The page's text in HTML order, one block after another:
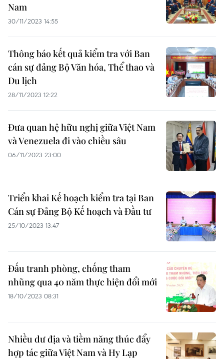
Nam
30/11/2023 14:55
Thông báo kết quả kiểm tra với Ban
cán sự đảng Bộ Văn hóa, Thể thao và
Du lịch
28/11/2023 12:22
Đưa quan hệ hữu nghị giữa Việt Nam
và Venezuela đi vào chiều sâu
06/11/2023 23:00
Triển khai Kế hoạch kiểm tra tại Ban
Cán sự Đảng Bộ Kế hoạch và Đầu tư
25/10/2023 13:47
Đấu tranh phòng, chống tham
nhũng qua 40 năm thực hiện đổi mới
18/10/2023 08:31
Nhiều dư địa và tiềm năng thúc đẩy
hợp tác giữa Việt Nam và Hy Lạp